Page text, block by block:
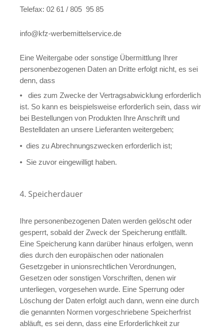
Telefax: 02 61 / 805 95 85
info@kfz-werbemittelservice.de
Eine Weitergabe oder sonstige Übermittlung Ihrer
personenbezogenen Daten an Dritte erfolgt nicht, es sei
denn, dass
• dies zum Zwecke der Vertragsabwicklung erforderlich
ist. So kann es beispielsweise erforderlich sein, dass wir
bei Bestellungen von Produkten Ihre Anschrift und
Bestelldaten an unsere Lieferanten weitergeben;
• dies zu Abrechnungszwecken erforderlich ist;
• Sie zuvor eingewilligt haben.
4. Speicherdauer
Ihre personenbezogenen Daten werden gelöscht oder
gesperrt, sobald der Zweck der Speicherung entfällt.
Eine Speicherung kann darüber hinaus erfolgen, wenn
dies durch den europäischen oder nationalen
Gesetzgeber in unionsrechtlichen Verordnungen,
Gesetzen oder sonstigen Vorschriften, denen wir
unterliegen, vorgesehen wurde. Eine Sperrung oder
Löschung der Daten erfolgt auch dann, wenn eine durch
die genannten Normen vorgeschriebene Speicherfrist
abläuft, es sei denn, dass eine Erforderlichkeit zur